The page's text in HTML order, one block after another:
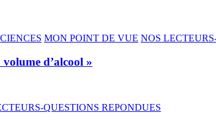
MON POINT DE VUE NOS
d’alcool »
QUESTIONS REPONDUES